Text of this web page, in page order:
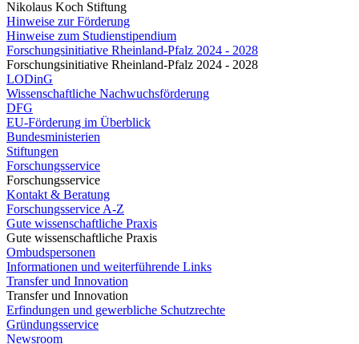
Nikolaus Koch Stiftung
Hinweise zur Förderung
Hinweise zum Studienstipendium
Forschungsinitiative Rheinland-Pfalz 2024 - 2028
Forschungsinitiative Rheinland-Pfalz 2024 - 2028
LODinG
Wissenschaftliche Nachwuchsförderung
DFG
EU-Förderung im Überblick
Bundesministerien
Stiftungen
Forschungsservice
Forschungsservice
Kontakt & Beratung
Forschungsservice A-Z
Gute wissenschaftliche Praxis
Gute wissenschaftliche Praxis
Ombudspersonen
Informationen und weiterführende Links
Transfer und Innovation
Transfer und Innovation
Erfindungen und gewerbliche Schutzrechte
Gründungsservice
Newsroom